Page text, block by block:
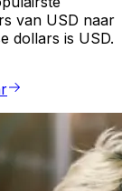
van USD naar
dollars is USD.